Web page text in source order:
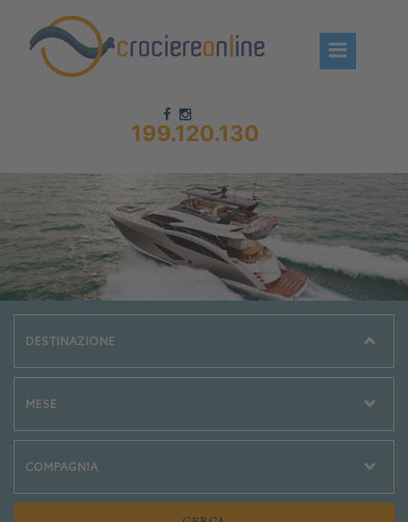
199.120.130
Chi siamo – CrociereOnLine
Destinazioni Crociere
Prenota crociere
News